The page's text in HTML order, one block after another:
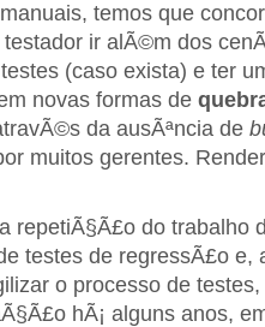
temos que
ir alÃ©m dos
(caso exista) e ter
novas formas de
da ausÃªncia de
muitos gerentes.
repetiÃ§Ã£o do trabalho
testes de regressÃ£o e,
o processo de
hÃ¡ alguns anos,